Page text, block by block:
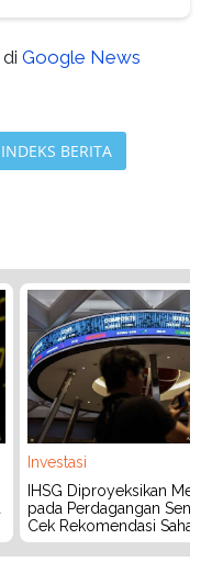
Google News
INDEKS BERITA
Investasi
IHSG Diproyeksikan
pada Perdagangan Senin
Cek Rekomendasi